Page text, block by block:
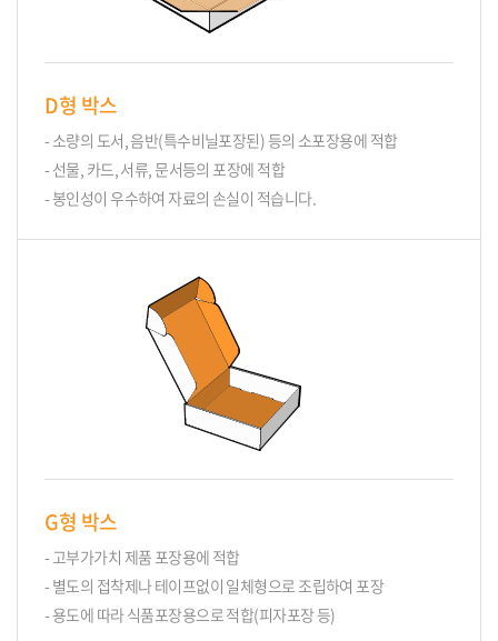
D형 박스
- 소량의 도서, 음반(특수비닐포장된) 등의 소포장용에 적합
- 선물, 카드, 서류, 문서등의 포장에 적합
- 봉인성이 우수하여 자료의 손실이 적습니다.
G형 박스
- 고부가가치 제품 포장용에 적합
- 별도의 접착제나 테이프없이 일체형으로 조립하여 포장
- 용도에 따라 식품포장용으로 적합(피자포장 등)